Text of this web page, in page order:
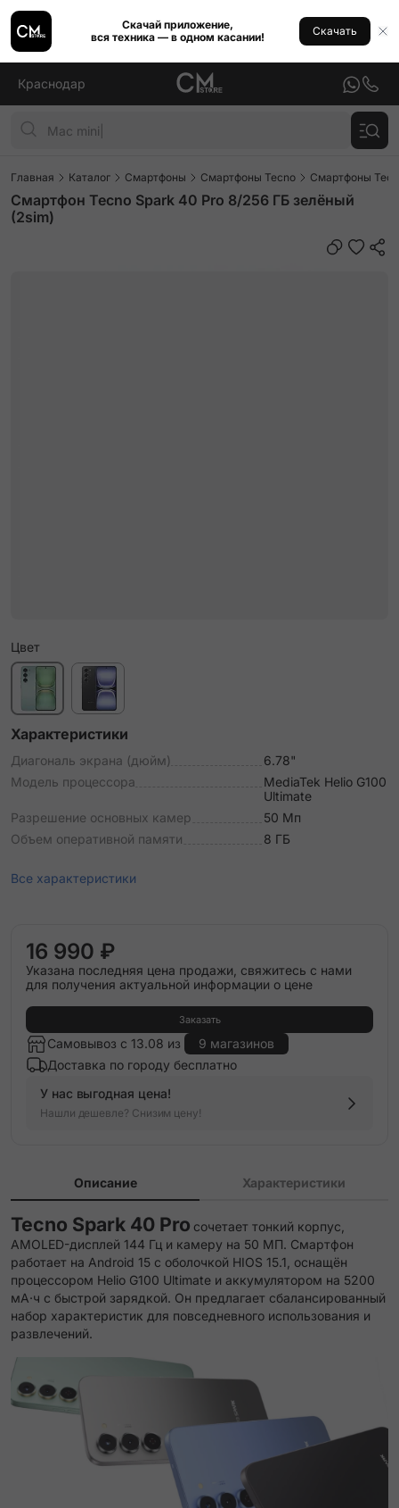
Скачай приложение,
вся техника — в одном касании!
Скачать
Краснодар
Главная Каталог Смартфоны Смартфоны Tecno Смартфоны
Смартфон Tecno Spark 40 Pro 8/256 ГБ зелёный
(2sim)
Цвет
Характеристики
Диагональ экрана (дюйм)
6.78"
Модель процессора
MediaTek Helio G100
Ultimate
Разрешение основных камер
50 Мп
Объем оперативной памяти
8 ГБ
Все характеристики
16 990 ₽
Указана последняя цена продажи, свяжитесь с нами
для получения актуальной информации о цене
Заказать
Самовывоз с 13.08 из
9 магазинов
Доставка по городу бесплатно
У нас выгодная цена!
Нашли дешевле? Снизим цену!
Описание Характеристики
Tecno Spark 40 Pro сочетает тонкий корпус,
AMOLED-дисплей 144 Гц и камеру на 50 МП. Смартфон
работает на Android 15 с оболочкой HIOS 15.1, оснащён
процессором Helio G100 Ultimate и аккумулятором на 5200
мА·ч с быстрой зарядкой. Он предлагает сбалансированный
набор характеристик для повседневного использования и
развлечений.